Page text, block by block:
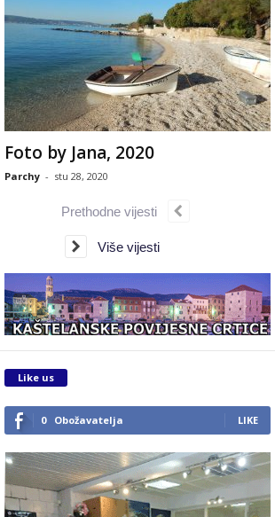
Foto by Jana, 2020
Parchy - stu 28, 2020
Prethodne vijesti
Više vijesti
Like us
0 Obožavatelja LIKE